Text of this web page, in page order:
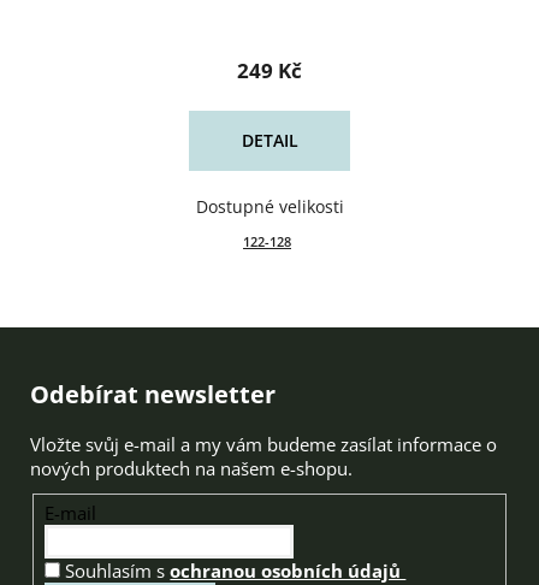
249 Kč
DETAIL
122-128
Zápatí
Odebírat newsletter
Vložte svůj e-mail a my vám budeme zasílat informace o
nových produktech na našem e-shopu.
E-mail
Souhlasím sochranou osobních údajů